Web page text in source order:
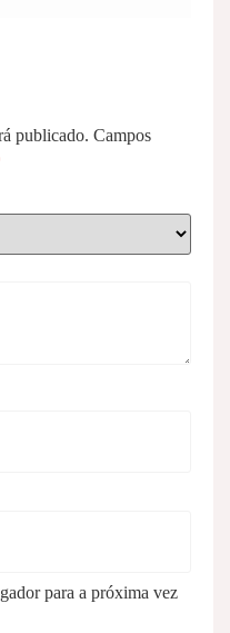
publicado. Campos
para a próxima vez